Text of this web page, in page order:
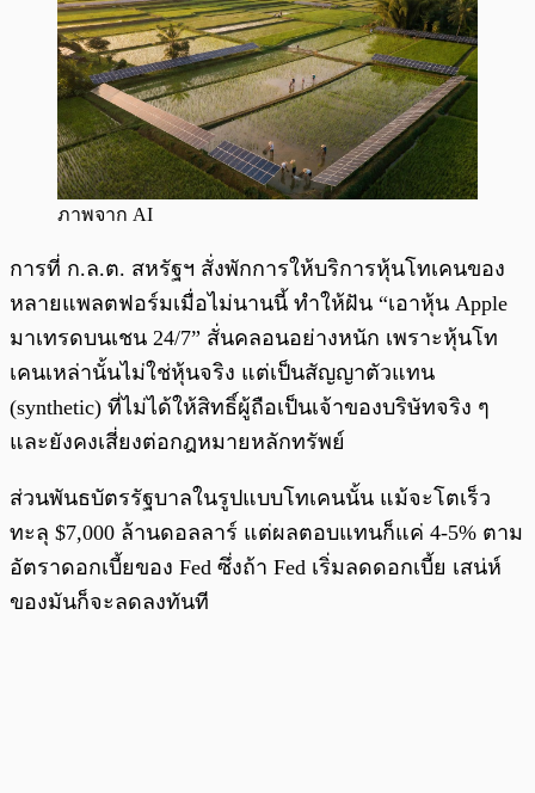
ภาพจาก AI
การที่ ก.ล.ต. สหรัฐฯ สั่งพักการให้บริการหุ้นโทเคนของ
หลายแพลตฟอร์มเมื่อไม่นานนี้ ทำให้ฝัน “เอาหุ้น Apple
มาเทรดบนเชน 24/7” สั่นคลอนอย่างหนัก เพราะหุ้นโท
เคนเหล่านั้นไม่ใช่หุ้นจริง แต่เป็นสัญญาตัวแทน
(synthetic) ที่ไม่ได้ให้สิทธิ์ผู้ถือเป็นเจ้าของบริษัทจริง ๆ
และยังคงเสี่ยงต่อกฎหมายหลักทรัพย์
ส่วนพันธบัตรรัฐบาลในรูปแบบโทเคนนั้น แม้จะโตเร็ว
ทะลุ $7,000 ล้านดอลลาร์ แต่ผลตอบแทนก็แค่ 4-5% ตาม
อัตราดอกเบี้ยของ Fed ซึ่งถ้า Fed เริ่มลดดอกเบี้ย เสน่ห์
ของมันก็จะลดลงทันที